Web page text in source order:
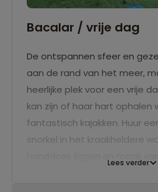
Bacalar / vrije dag
De ontspannen sfeer en
aan de rand van het meer,
heerlijke plek voor een vrije
kan zijn of haar hart ophalen
fantastisch kajakken. Huur
snorkel in het kraakheldere
Lees verder